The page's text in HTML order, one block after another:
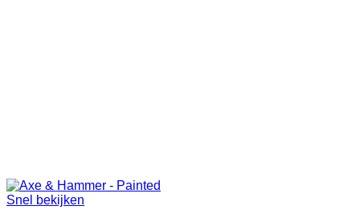
Snel bekijken